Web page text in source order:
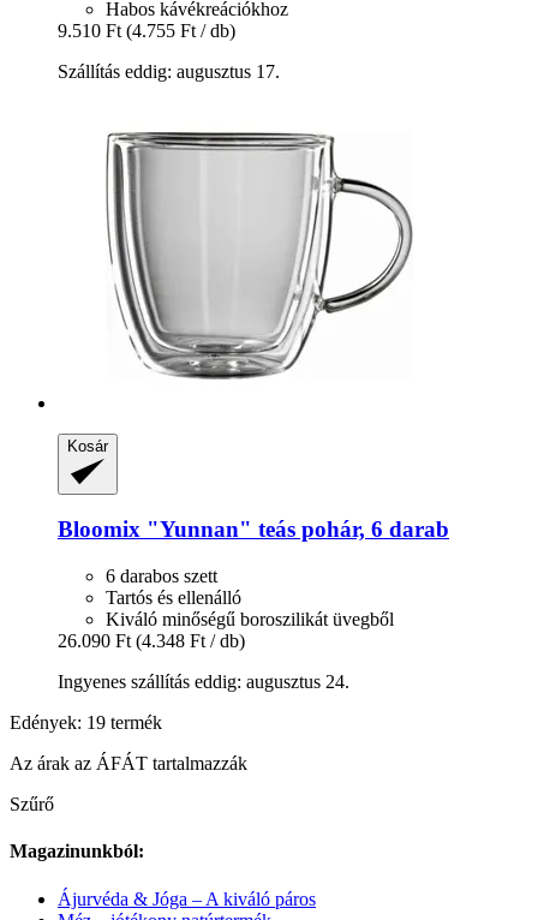
Habos kávékreációkhoz
9.510 Ft (4.755 Ft / db)
Szállítás eddig: augusztus 17.
Kosár
Bloomix "Yunnan" teás pohár, 6 darab
6 darabos szett
Tartós és ellenálló
Kiváló minőségű boroszilikát üvegből
26.090 Ft (4.348 Ft / db)
Ingyenes szállítás eddig: augusztus 24.
Edények: 19 termék
Az árak az ÁFÁT tartalmazzák
Szűrő
Magazinunkból:
Ájurvéda & Jóga – A kiváló páros